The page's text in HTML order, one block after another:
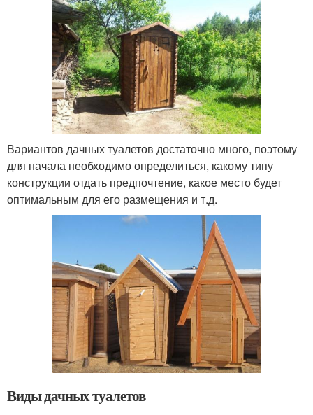
Вариантов дачных туалетов достаточно много, поэтому
для начала необходимо определиться, какому типу
конструкции отдать предпочтение, какое место будет
оптимальным для его размещения и т.д.
Виды дачных туалетов